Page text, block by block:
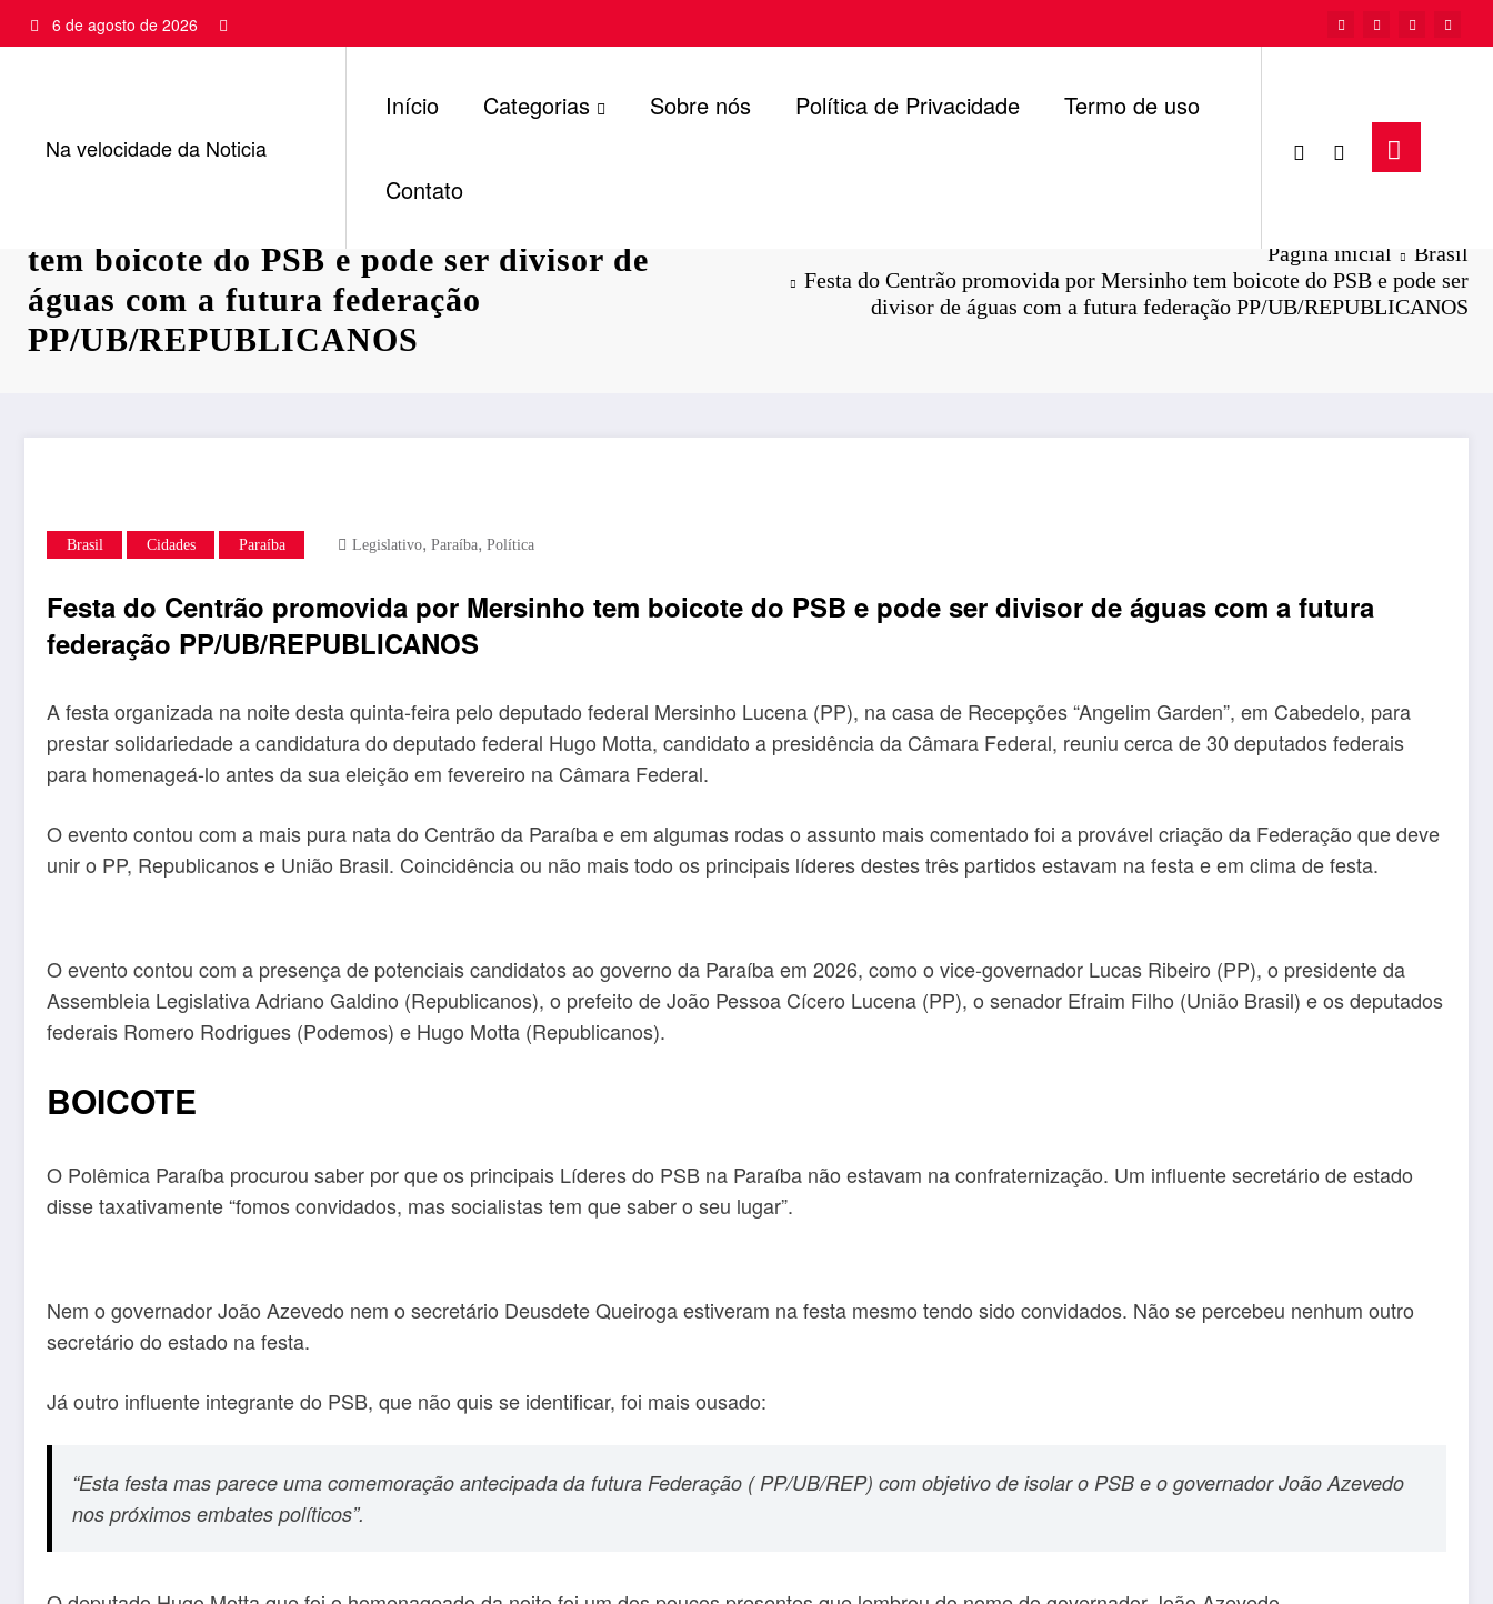
para
6 de agosto de 2026
Na velocidade da Noticia
Início Categorias Sobre nós Política de Privacidade Termo de uso
Contato
tem boicote do PSB e pode ser divisor de
águas com a futura federação
PP/UB/REPUBLICANOS
Página inicial
Brasil
Festa do Centrão promovida por Mersinho tem boicote do PSB e pode ser
divisor de águas com a futura federação PP/UB/REPUBLICANOS
Brasil Cidades Paraíba Legislativo, Paraíba, Política
Festa do Centrão promovida por Mersinho tem boicote do PSB e pode ser divisor de águas com a futura
federação PP/UB/REPUBLICANOS
A festa organizada na noite desta quinta-feira pelo deputado federal Mersinho Lucena (PP), na casa de Recepções “Angelim Garden”, em Cabedelo, para
prestar solidariedade a candidatura do deputado federal Hugo Motta, candidato a presidência da Câmara Federal, reuniu cerca de 30 deputados federais
para homenageá-lo antes da sua eleição em fevereiro na Câmara Federal.
O evento contou com a mais pura nata do Centrão da Paraíba e em algumas rodas o assunto mais comentado foi a provável criação da Federação que deve
unir o PP, Republicanos e União Brasil. Coincidência ou não mais todo os principais líderes destes três partidos estavam na festa e em clima de festa.
O evento contou com a presença de potenciais candidatos ao governo da Paraíba em 2026, como o vice-governador Lucas Ribeiro (PP), o presidente da
Assembleia Legislativa Adriano Galdino (Republicanos), o prefeito de João Pessoa Cícero Lucena (PP), o senador Efraim Filho (União Brasil) e os deputados
federais Romero Rodrigues (Podemos) e Hugo Motta (Republicanos).
BOICOTE
O Polêmica Paraíba procurou saber por que os principais Líderes do PSB na Paraíba não estavam na confraternização. Um influente secretário de estado
disse taxativamente “fomos convidados, mas socialistas tem que saber o seu lugar”.
Nem o governador João Azevedo nem o secretário Deusdete Queiroga estiveram na festa mesmo tendo sido convidados. Não se percebeu nenhum outro
secretário do estado na festa.
Já outro influente integrante do PSB, que não quis se identificar, foi mais ousado:
“Esta festa mas parece uma comemoração antecipada da futura Federação ( PP/UB/REP) com objetivo de isolar o PSB e o governador João Azevedo
nos próximos embates políticos”.